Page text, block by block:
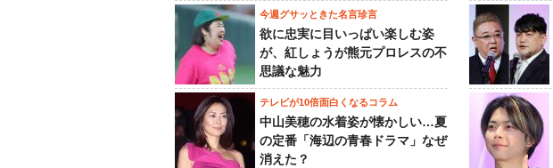
今週グサッときた名言珍言
欲に忠実に目いっぱい楽しむ姿
が、紅しょうが熊元プロレスの不
思議な魅力
テレビが10倍面白くなるコラム
中山美穂の水着姿が懐かしい…夏
の定番「海辺の青春ドラマ」なぜ
消えた？